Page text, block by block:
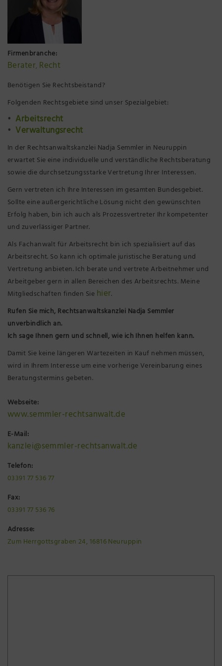
Präsenzstelle Prignitz Standort Neuruppin
Museum Neuruppin
Brandenburg-Preußen Museum Wustrau
Wegemuseum Wusterhausen/Dosse
Firmenbranche:
Berater, Recht
Benötigen Sie Rechtsbeistand?
Folgenden Rechtsgebiete sind unser Spezialgebiet:
Arbeitsrecht
Verwaltungsrecht
In der Rechtsanwaltskanzlei Nadja Semmler in Neuruppin
erwartet Sie eine individuelle und verständliche Rechtsberatung
sowie die durchsetzungsstarke Vertretung Ihrer Interessen.
Gern vertreten ich Ihre Interessen im gesamten Bundesgebiet.
Sollte eine außergerichtliche Lösung nicht den gewünschten
Erfolg haben, bin ich auch als Prozessvertreter Ihr kompetenter
und zuverlässiger Partner.
Als Fachanwalt für Arbeitsrecht bin ich spezialisiert auf das
Arbeitsrecht. So kann ich optimale juristische Beratung und
Vertretung anbieten. Ich berate und vertrete Arbeitnehmer und
Arbeitgeber gern in allen Bereichen des Arbeitsrechts. Meine
Mitgliedschaften finden Sie hier.
Rufen Sie mich, Rechtsanwaltskanzlei Nadja Semmler
unverbindlich an.
Ich sage Ihnen gern und schnell, wie ich Ihnen helfen kann.
Damit Sie keine längeren Wartezeiten in Kauf nehmen müssen,
wird in Ihrem Interesse um eine vorherige Vereinbarung eines
Beratungstermins gebeten.
Webseite:
www.semmler-rechtsanwalt.de
E-Mail:
kanzlei@semmler-rechtsanwalt.de
Telefon:
03391 77 536 77
Fax:
03391 77 536 76
Adresse:
Zum Herrgottsgraben 24, 16816 Neuruppin